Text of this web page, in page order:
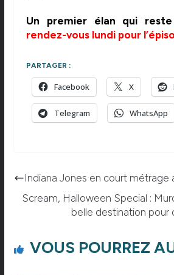
Un premier élan qui
rendez-vous lundi pour
PARTAGER :
Facebook X
Telegram WhatsApp
Indiana Jones en court métrage
Scream, Halloween Special :
belle destination pour
VOUS POURREZ